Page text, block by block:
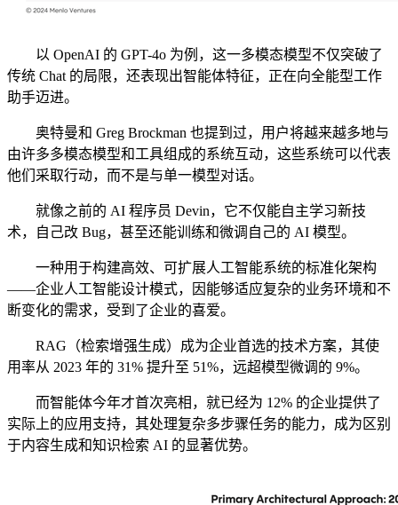
以 OpenAI 的 GPT-4o 为例，这一多模态模型不仅突破了
传统 Chat 的局限，还表现出智能体特征，正在向全能型工作
助手迈进。
奥特曼和 Greg Brockman 也提到过，用户将越来越多地与
由许多多模态模型和工具组成的系统互动，这些系统可以代表
他们采取行动，而不是与单一模型对话。
就像之前的 AI 程序员 Devin，它不仅能自主学习新技
术，自己改 Bug，甚至还能训练和微调自己的 AI 模型。
一种用于构建高效、可扩展人工智能系统的标准化架构
——企业人工智能设计模式，因能够适应复杂的业务环境和不
断变化的需求，受到了企业的喜爱。
RAG（检索增强生成）成为企业首选的技术方案，其使
用率从 2023 年的 31% 提升至 51%，远超模型微调的 9%。
而智能体今年才首次亮相，就已经为 12% 的企业提供了
实际上的应用支持，其处理复杂多步骤任务的能力，成为区别
于内容生成和知识检索 AI 的显著优势。